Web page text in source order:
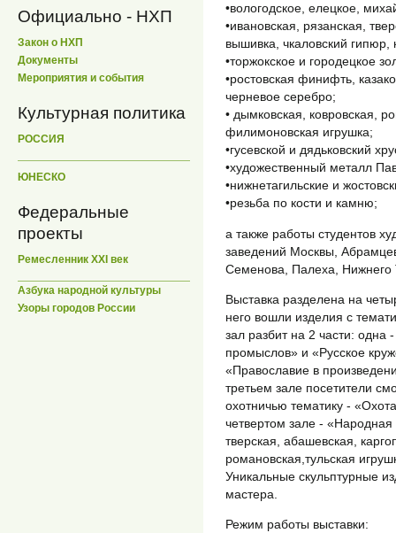
Официально - НХП
Закон о НХП
Документы
Мероприятия и события
Культурная политика
РОССИЯ
ЮНЕСКО
Федеральные
проекты
Ремесленник XXI век
Азбука народной культуры
Узоры городов России
•вологодское, елецкое,
•ивановская, рязанская,
вышивка, чкаловский гипюр,
•торжокское и городецкое
•ростовская финифть,
черневое серебро;
• дымковская, ковровская,
филимоновская игрушка;
•гусевской и дядьковский
•художественный металл
•нижнетагильские и
•резьба по кости и камню;
а также работы студентов
заведений Москвы,
Семенова, Палеха, Нижнего
Выставка разделена на
него вошли изделия с
зал разбит на 2 части: одна
промыслов» и «Русское
«Православие в
третьем зале посетители
охотничью тематику -
четвертом зале -
тверская, абашевская,
романовская,тульская
Уникальные скульптурные
мастера.
Режим работы выставки: